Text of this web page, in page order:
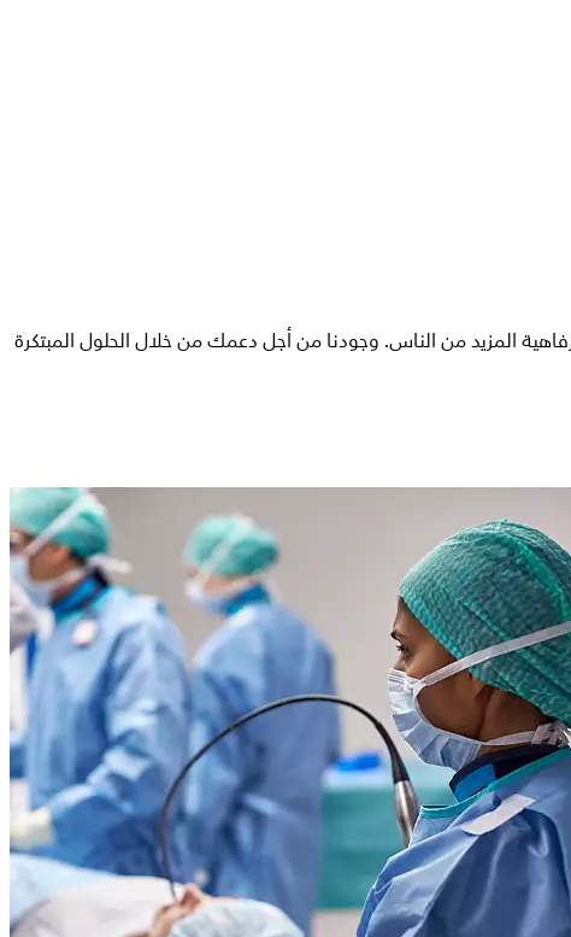
المزيد من الناس. وجودنا من أجل دعمك من خلال الحلول المبتكرة